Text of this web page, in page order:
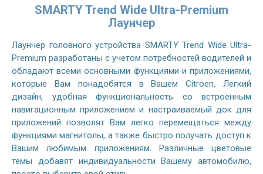
SMARTY Trend Wide Ultra-Premium
Лаунчер
Лаунчер головного устройства SMARTY Trend Wide Ultra-
Premium разработаны с учетом потребностей водителей и
обладают всеми основными функциями и приложениями,
которые Вам понадобятся в Вашем Citroen. Легкий
дизайн, удобная функциональность со встроенным
навигационным приложением и настраиваемый док для
приложений позволят Вам легко перемещаться между
функциями магнитолы, а также быстро получать доступ к
Вашим любимым приложениям. Различные цветовые
темы добавят индивидуальности Вашему автомобилю,